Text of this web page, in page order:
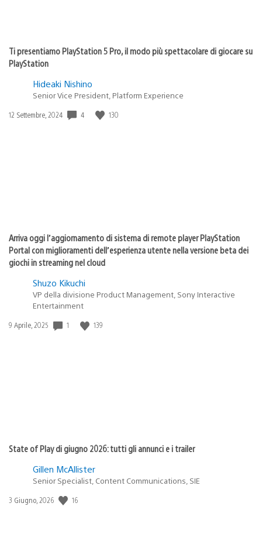
Ti presentiamo PlayStation 5 Pro, il modo più spettacolare di giocare su
PlayStation
Hideaki Nishino
Senior Vice President, Platform Experience
Data
12 Settembre, 2024 4 130
Arriva oggi l’aggiornamento di sistema di remote player PlayStation
Portal con miglioramenti dell’esperienza utente nella versione beta dei
giochi in streaming nel cloud
Shuzo Kikuchi
VP della divisione Product Management, Sony Interactive
Entertainment
Data
9 Aprile, 2025 1 139
State of Play di giugno 2026: tutti gli annunci e i trailer
Gillen McAllister
Senior Specialist, Content Communications, SIE
Data
3 Giugno, 2026 16